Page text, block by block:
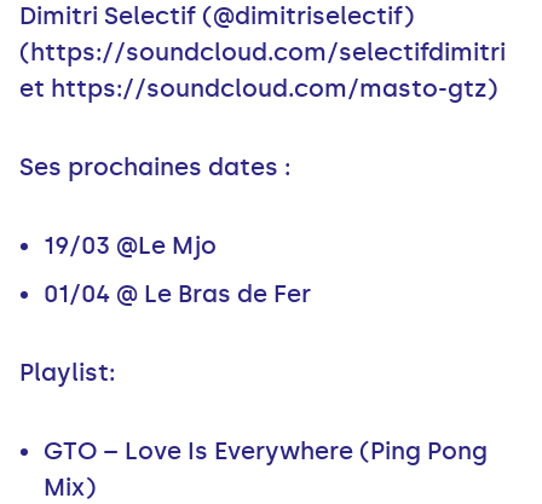
Dimitri Selectif (@dimitriselectif)
(https://soundcloud.com/selectifdimitri
et https://soundcloud.com/masto-gtz)
Ses prochaines dates :
19/03 @Le Mjo
01/04 @ Le Bras de Fer
Playlist:
GTO ‎– Love Is Everywhere (Ping Pong
Mix)